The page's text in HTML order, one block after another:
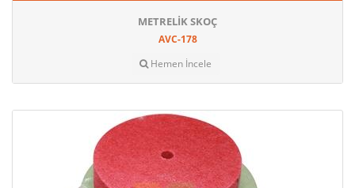
METRELIK SKOÇ
AVC-178
Hemen İncele